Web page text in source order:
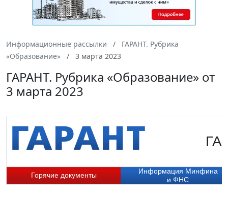
Информационные рассылки
ГАРАНТ. Рубрика
«Образование»
3 марта 2023
ГАРАНТ. Рубрика «Образование» от
3 марта 2023
Горячие документы
Информация Минфина
и ФНС